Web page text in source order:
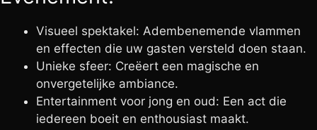
Visueel spektakel: Adembenemende vlammen
en effecten die uw gasten versteld doen staan.
Unieke sfeer: Creëert een magische en
onvergetelijke ambiance.
Entertainment voor jong en oud: Een act die
iedereen boeit en enthousiast maakt.